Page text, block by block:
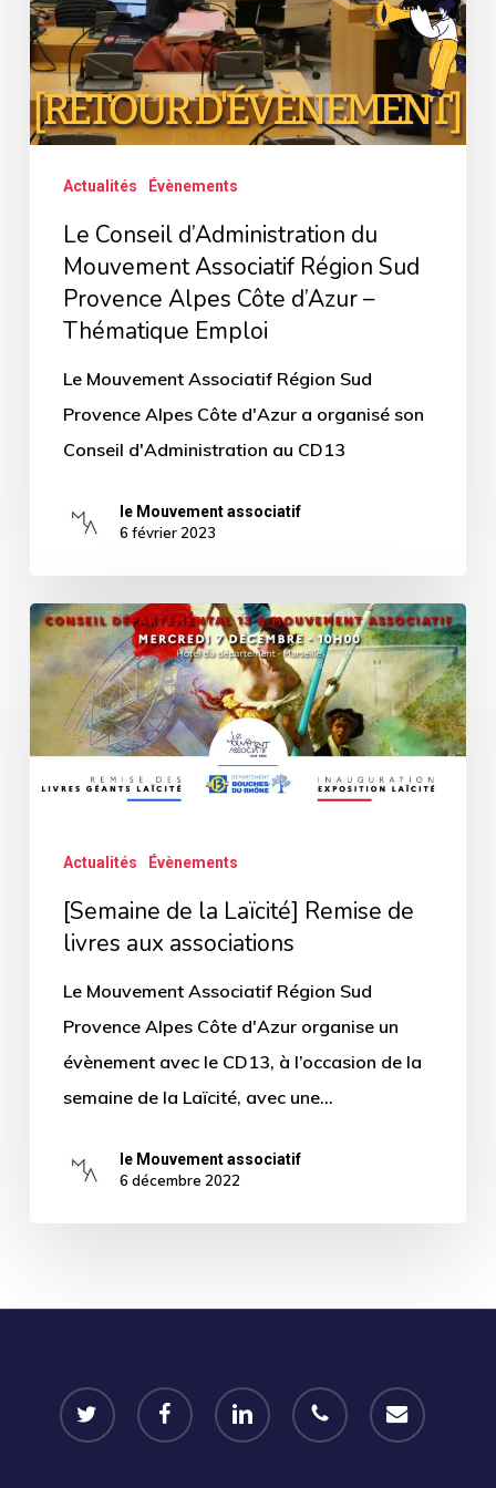
Associatif
Région
Sud
Provence
d’Azur
Thématique
Emploi
Actualités Évènements
Le Conseil d’Administration du
Mouvement Associatif Région Sud
Provence Alpes Côte d’Azur –
Thématique Emploi
Le Mouvement Associatif Région Sud
Provence Alpes Côte d'Azur a organisé son
Conseil d'Administration au CD13
le Mouvement associatif
6 février 2023
[Semaine
de
la
Laïcité]
Remise
de
associations
Actualités Évènements
[Semaine de la Laïcité] Remise de
livres aux associations
Le Mouvement Associatif Région Sud
Provence Alpes Côte d'Azur organise un
évènement avec le CD13, à l’occasion de la
semaine de la Laïcité, avec une…
le Mouvement associatif
6 décembre 2022
twitter facebook linkedin phone email